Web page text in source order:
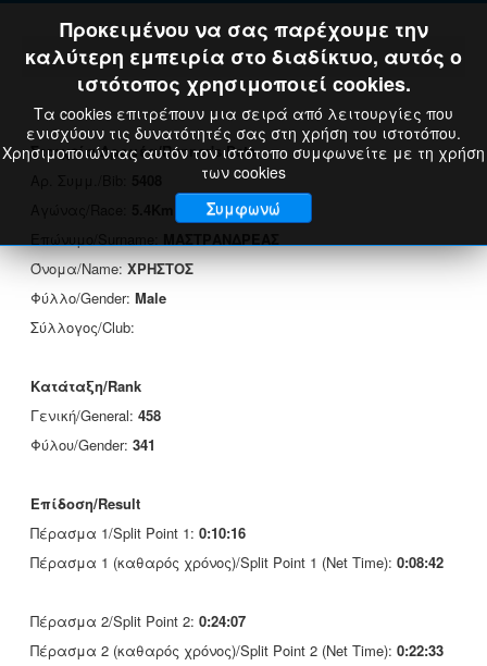
Στοιχεία Δρομέα/Runner's Data
Όνομα/Name:ΧΡΗΣΤΟΣ
Φύλλο/Gender: Male
Σύλλογος/Club:
Κατάταξη/Rank
Γενική/General: 458
Φύλου/Gender: 341
Επίδοση/Result
Πέρασμα 1/Split Point 1: 0:10:16
Πέρασμα 1 (καθαρός χρόνος)/Split Point 1 (Net Time): 0:08:42
Πέρασμα 2/Split Point 2: 0:24:07
Πέρασμα 2 (καθαρός χρόνος)/Split Point 2 (Net Time): 0:22:33
Προκειμένου να σας παρέχουμε την
καλύτερη εμπειρία στο διαδίκτυο, αυτός ο
ιστότοπος χρησιμοποιεί cookies.
Τα cookies επιτρέπουν μια σειρά από λειτουργίες που
ενισχύουν τις δυνατότητές σας στη χρήση του ιστοτόπου.
Χρησιμοποιώντας αυτόν τον ιστότοπο συμφωνείτε με τη χρήση
των cookies
Συμφωνώ